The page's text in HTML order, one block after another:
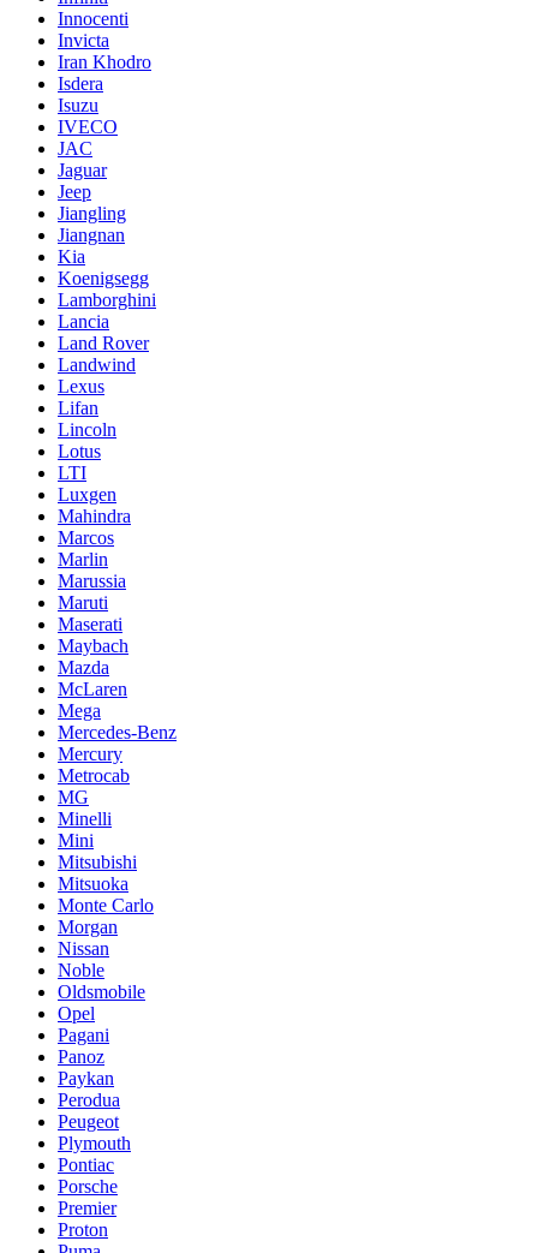
Innocenti
Invicta
Iran Khodro
Isdera
Isuzu
IVECO
JAC
Jaguar
Jeep
Jiangling
Jiangnan
Kia
Koenigsegg
Lamborghini
Lancia
Land Rover
Landwind
Lexus
Lifan
Lincoln
Lotus
LTI
Luxgen
Mahindra
Marcos
Marlin
Marussia
Maruti
Maserati
Maybach
Mazda
McLaren
Mega
Mercedes-Benz
Mercury
Metrocab
MG
Minelli
Mini
Mitsubishi
Mitsuoka
Monte Carlo
Morgan
Nissan
Noble
Oldsmobile
Opel
Pagani
Panoz
Paykan
Perodua
Peugeot
Plymouth
Pontiac
Porsche
Premier
Proton